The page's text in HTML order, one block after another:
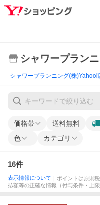
シャワープラン
シャワープランニング(株)Yahoo!
価格帯 送料無料
色 カテゴリ
16件
表示情報について ｜ポイントは原則
払額等の正確な情報（付与条件・上